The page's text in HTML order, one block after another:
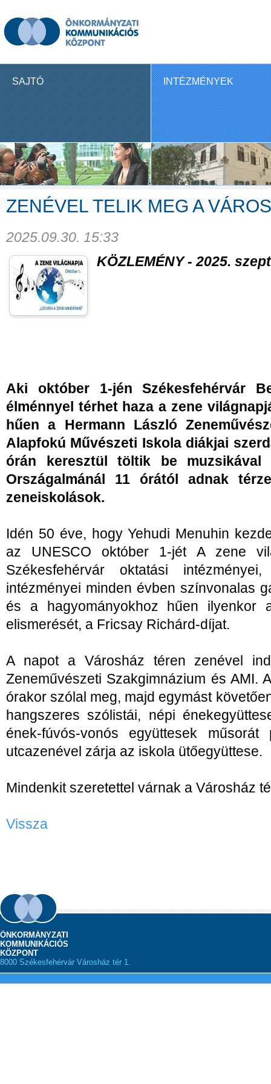
SAJTÓ INTÉZMÉNYEK
ZENÉVEL TELIK MEG A
2025.09.30. 15:33
KÖZLEMÉNY - 2025.
Aki október 1-jén Székesfehérvár
élménnyel térhet haza a zene
hűen a Hermann László
Alapfokú Művészeti Iskola diákjai
órán keresztül töltik be
Országalmánál 11 órától adnak
zeneiskolások.
Idén 50 éve, hogy Yehudi Menuhin
az UNESCO október 1-jét A zene
Székesfehérvár oktatási
intézményei minden évben színvonalas
és a hagyományokhoz hűen
elismerését, a Fricsay Richárd-díjat.
A napot a Városház téren zenével
Zeneművészeti Szakgimnázium és AMI.
órakor szólal meg, majd egymást
hangszeres szólistái, népi
ének-fúvós-vonós együttesek
utcazenével zárja az iskola ütőegyüttese.
Mindenkit szeretettel várnak a Városház
Vissza
ÖNKORMÁNYZATI
KOMMUNIKÁCIÓS
KÖZPONT
8000 Székesfehérvár Városház tér 1.